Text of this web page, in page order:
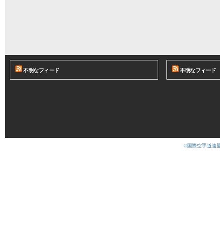
不明なフィード 不明なフィード
©国際空手道連